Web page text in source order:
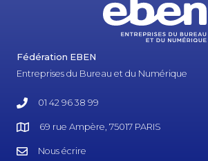
Fédération EBEN
Entreprises du Bureau et du Numérique
01 42 96 38 99
69 rue Ampère, 75017 PARIS
Nous écrire